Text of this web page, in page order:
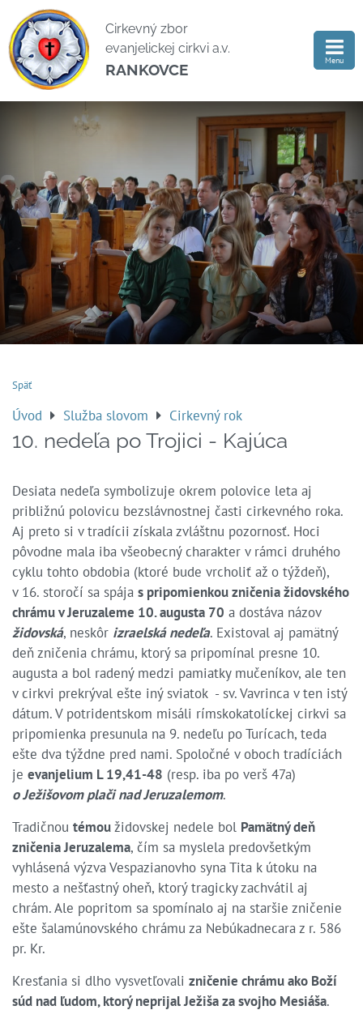
Cirkevný zbor
evanjelickej cirkvi a.v.
RANKOVCE
Menu
Späť
Úvod Služba slovom Cirkevný rok
10. nedeľa po Trojici - Kajúca
Desiata nedeľa symbolizuje okrem polovice leta aj
približnú polovicu bezslávnostnej časti cirkevného roka.
Aj preto si v tradícii získala zvláštnu pozornosť. Hoci
pôvodne mala iba všeobecný charakter v rámci druhého
cyklu tohto obdobia (ktoré bude vrcholiť až o týždeň),
v 16. storočí sa spája s pripomienkou zničenia židovského
chrámu v Jeruzaleme 10. augusta 70 a dostáva názov
židovská, neskôr izraelská nedeľa. Existoval aj pamätný
deň zničenia chrámu, ktorý sa pripomínal presne 10.
augusta a bol radený medzi pamiatky mučeníkov, ale ten
v cirkvi prekrýval ešte iný sviatok - sv. Vavrinca v ten istý
dátum. V potridentskom misáli rímskokatolíckej cirkvi sa
pripomienka presunula na 9. nedeľu po Turícach, teda
ešte dva týždne pred nami. Spoločné v oboch tradíciách
je evanjelium L 19,41-48 (resp. iba po verš 47a)
o Ježišovom plači nad Jeruzalemom.
Tradičnou témoužidovskej nedele bol Pamätný deň
zničenia Jeruzalema, čím sa myslela predovšetkým
vyhlásená výzva Vespazianovho syna Tita k útoku na
mesto a nešťastný oheň, ktorý tragicky zachvátil aj
chrám. Ale popritom sa spomínalo aj na staršie zničenie
ešte šalamúnovského chrámu za Nebúkadnecara z r. 586
pr. Kr.
Kresťania si dlho vysvetľovali zničenie chrámu ako Boží
súd nad ľudom, ktorý neprijal Ježiša za svojho Mesiáša.